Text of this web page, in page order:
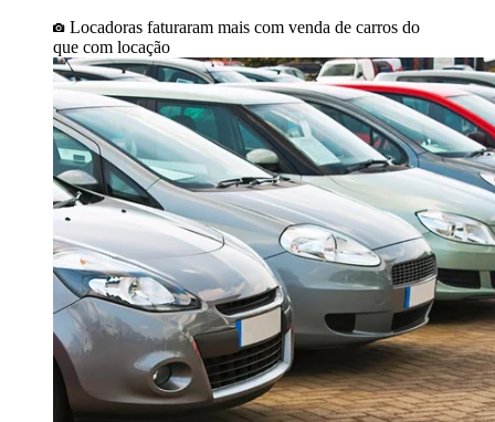
Locadoras faturaram mais com venda de carros do
que com locação